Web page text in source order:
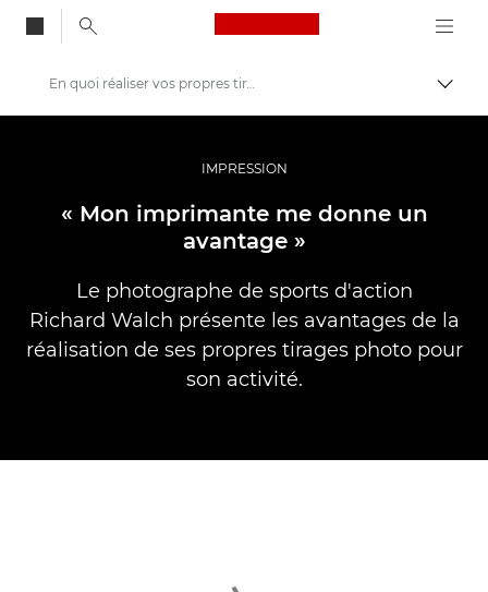
Canon Logo, back
Vidéo et photographie professionnelles
Histoires
En quoi réaliser vos propres tirages peut booster votre activité de photographe ?
IMPRESSION
« Mon imprimante me donne un
avantage »
Le photographe de sports d'action
Richard Walch présente les avantages de la
réalisation de ses propres tirages photo pour
son activité.